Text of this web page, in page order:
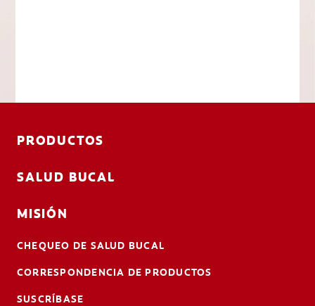
PRODUCTOS
SALUD BUCAL
MISIÓN
CHEQUEO DE SALUD BUCAL
CORRESPONDENCIA DE PRODUCTOS
SUSCRÍBASE